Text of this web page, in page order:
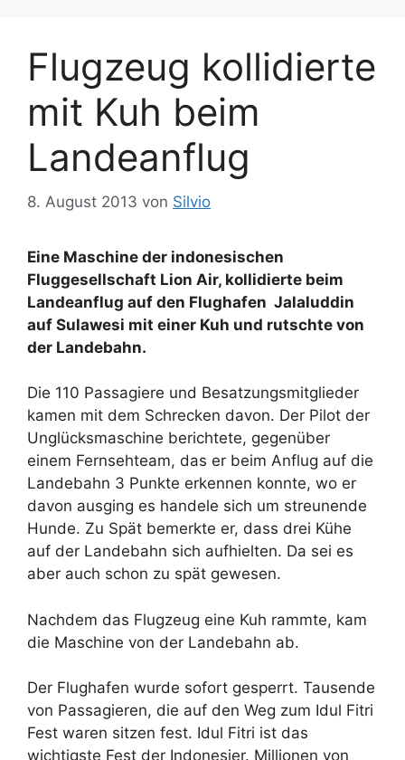
Flugzeug kollidierte
mit Kuh beim
Landeanflug
8. August 2013 von Silvio
Eine Maschine der indonesischen
Fluggesellschaft Lion Air, kollidierte beim
Landeanflug auf den Flughafen Jalaluddin
auf Sulawesi mit einer Kuh und rutschte von
der Landebahn.
Die 110 Passagiere und Besatzungsmitglieder
kamen mit dem Schrecken davon. Der Pilot der
Unglücksmaschine berichtete, gegenüber
einem Fernsehteam, das er beim Anflug auf die
Landebahn 3 Punkte erkennen konnte, wo er
davon ausging es handele sich um streunende
Hunde. Zu Spät bemerkte er, dass drei Kühe
auf der Landebahn sich aufhielten. Da sei es
aber auch schon zu spät gewesen.
Nachdem das Flugzeug eine Kuh rammte, kam
die Maschine von der Landebahn ab.
Der Flughafen wurde sofort gesperrt. Tausende
von Passagieren, die auf den Weg zum Idul Fitri
Fest waren sitzen fest. Idul Fitri ist das
wichtigste Fest der Indonesier. Millionen von